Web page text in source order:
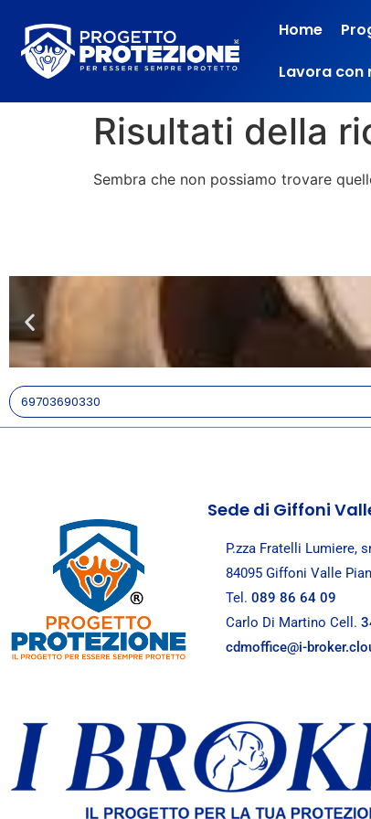
Home
Lavora con
Risultati della
Sembra che non possiamo trovare
ARTICOLI
Chi paga? Leggi l'articolo
Sede di Giffoni
P.zza Fratelli Lumiere,
84095 Giffoni Valle
Tel. 089 86 64 09
Carlo Di Martino Cell.
cdmoffice@i-